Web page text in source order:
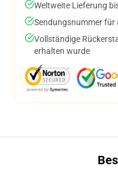
Weltweite Lieferung
Sendungsnummer für
Vollständige
erhalten wurde